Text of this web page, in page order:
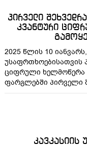
პირველი
კვანტური
2025 წლის 10
უსაფრთხოებისათვის
ციფრული ხელმოწერა
ფარგლებში პირველი
კავკასიის